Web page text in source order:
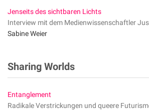
Jenseits des sichtbaren Lichts
Interview mit dem Medienwissenschaftler
Sabine Weier
Sharing Worlds
Entanglement
Radikale Verstrickungen und queere